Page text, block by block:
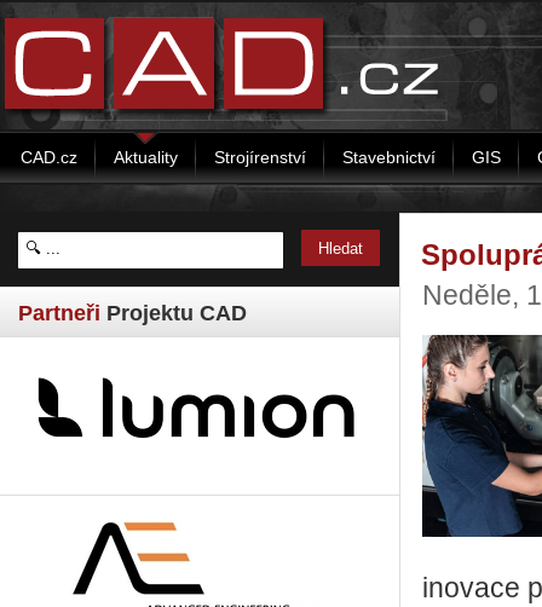
CAD.cz Aktuality Strojírenství Stavebnictví GIS
Partneři Projektu CAD
Neděle,
ino­va­ce